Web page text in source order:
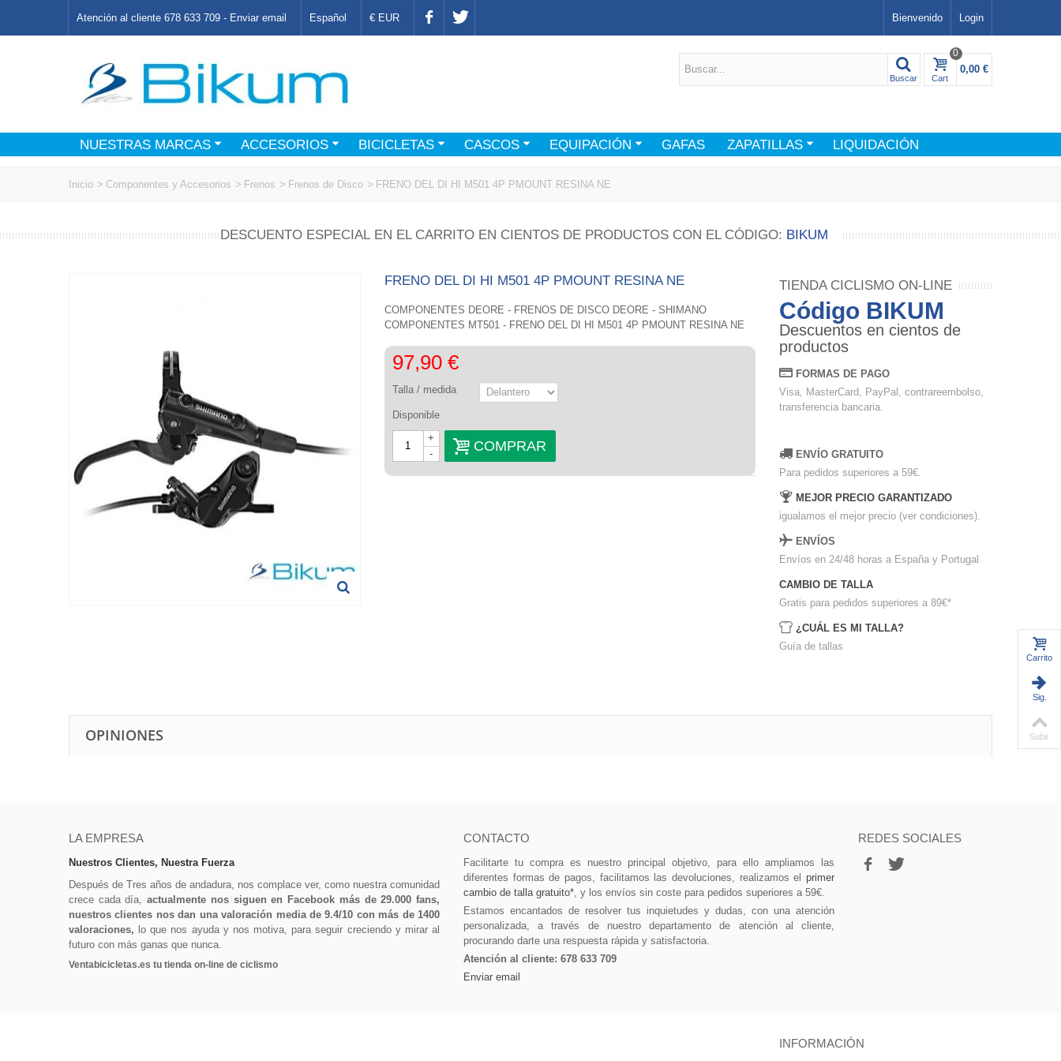
Atención al cliente 678 633 709 - Enviar email Español Bienvenido Login
€ EUR
Buscar Cart
0
0,00 €
NUESTRAS MARCAS ACCESORIOS BICICLETAS CASCOS EQUIPACIÓN GAFAS ZAPATILLAS LIQUIDACIÓN
Inicio > Componentes y Accesorios > Frenos > Frenos de Disco > FRENO DEL DI HI M501 4P PMOUNT RESINA NE
DESCUENTO ESPECIAL EN EL CARRITO EN CIENTOS DE PRODUCTOS CON EL CÓDIGO: BIKUM
FRENO DEL DI HI M501 4P PMOUNT RESINA NE
COMPONENTES DEORE - FRENOS DE DISCO DEORE - SHIMANO
COMPONENTES MT501 - FRENO DEL DI HI M501 4P PMOUNT RESINA NE
97,90 €
Talla / medida
Disponible
-
+
COMPRAR
TIENDA CICLISMO ON-LINE
Código BIKUM
Descuentos en cientos de
productos
FORMAS DE PAGO
Visa, MasterCard, PayPal, contrareembolso,
transferencia bancaria.
ENVÍO GRATUITO
Para pedidos superiores a 59€.
MEJOR PRECIO GARANTIZADO
igualamos el mejor precio (ver condiciones).
ENVÍOS
Envíos en 24/48 horas a España y Portugal
CAMBIO DE TALLA
Gratis para pedidos superiores a 89€*
¿CUÁL ES MI TALLA?
Guía de tallas
OPINIONES
LA EMPRESA
Nuestros Clientes, Nuestra Fuerza
Después de Tres años de andadura, nos complace ver, como nuestra comunidad
crece cada día,actualmente nos siguen en Facebook más de 29.000 fans,
nuestros clientes nos dan una valoración media de 9.4/10 con más de 1400
valoraciones, lo que nos ayuda y nos motiva, para seguir creciendo y mirar al
futuro con más ganas que nunca.
Ventabicicletas.es tu tienda on-line de ciclismo
CONTACTO
Facilitarte tu compra es nuestro principal objetivo, para ello ampliamos las
diferentes formas de pagos, facilitamos las devoluciones, realizamos el primer
cambio de talla gratuito*, y los envíos sin coste para pedidos superiores a 59€.
Estamos encantados de resolver tus inquietudes y dudas, con una atención
personalizada, a través de nuestro departamento de atención al cliente,
procurando darte una respuesta rápida y satisfactoria.
Atención al cliente: 678 633 709
Enviar email
REDES SOCIALES
INFORMACIÓN
Carrito
Sig.
Subir